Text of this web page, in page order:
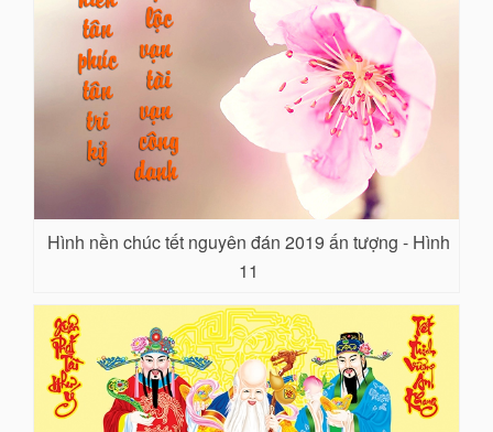
Hình nền chúc tết nguyên đán 2019 ấn tượng - Hình
11